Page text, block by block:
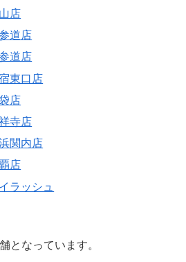
店
道店
道店
東口店
店
寺店
関内店
店
ラッシュ
となっています。